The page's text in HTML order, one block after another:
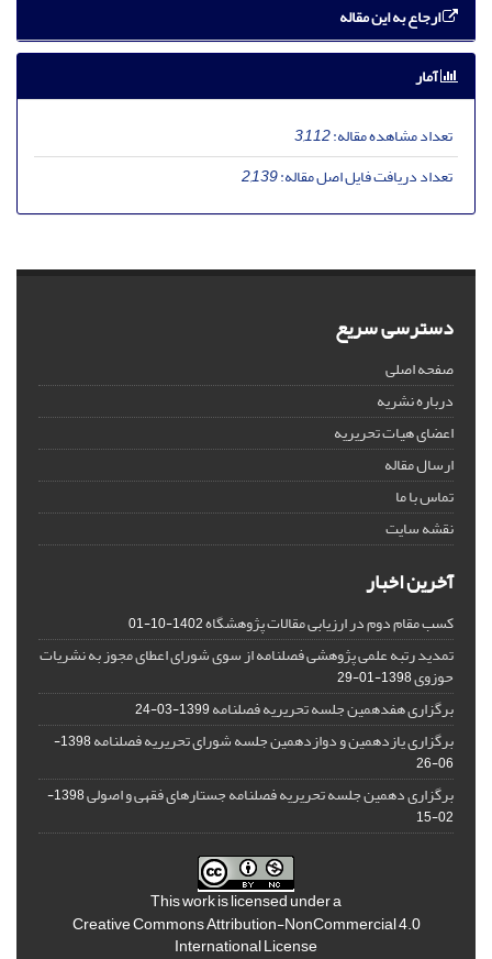
ارجاع به این مقاله
آمار
تعداد مشاهده مقاله:3,112
تعداد دریافت فایل اصل مقاله:2,139
دسترسی سریع
صفحه اصلی
درباره نشریه
اعضای هیات تحریریه
ارسال مقاله
تماس با ما
نقشه سایت
آخرین اخبار
کسب مقام دوم در ارزیابی مقالات پژوهشگاه1402-10-01
تمدید رتبه علمی پژوهشی فصلنامه از سوی شورای اعطای مجوز به نشریات
حوزوی1398-01-29
برگزاری هفدهمین جلسه تحریریه فصلنامه1399-03-24
برگزاری یازدهمین و دوازدهمین جلسه شورای تحریریه فصلنامه
1398-
06-26
برگزاری دهمین جلسه تحریریه فصلنامه جستارهای فقهی و اصولی
1398-
02-15
This work is licensed under a
Creative Commons Attribution-NonCommercial 4.0
International License